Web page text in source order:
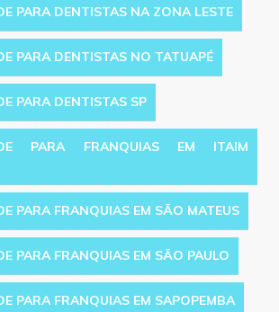
PARA DENTISTAS NA ZONA LESTE
PARA DENTISTAS NO TATUAPÉ
PARA DENTISTAS SP
PARA FRANQUIAS EM ITAIM
PARA FRANQUIAS EM SÃO MATEUS
PARA FRANQUIAS EM SÃO PAULO
PARA FRANQUIAS EM SAPOPEMBA